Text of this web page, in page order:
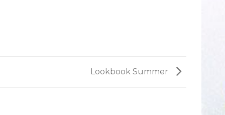
Lookbook Summer